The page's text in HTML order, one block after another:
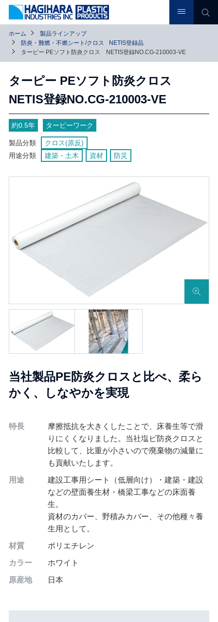
ホーム
製品ラインアップ
防炎・難燃・不燃シート/クロス
NETIS登録品
ターピー PEソフト防炎クロス NETIS登録NO.CG-210003-VE
ターピー PEソフト防炎クロス
NETIS登録NO.CG-210003-VE
約0.5年 ターピーワーク
製品分類
クロス(原反)
用途分類
建築・土木 資材 防災
当社製品PE防炎クロスと比べ、柔ら
かく、しなやかを実現
特長
摩擦抵抗を大きくしたことで、床養生等で滑
りにくくなりました。当社塩ビ防炎クロスと
比較して、比重が小さいので廃棄物の減量に
も貢献いたします。
用途
建設工事用シート（低層向け）・建築・建設
などの壁面養生材・橋梁工事などの床面養
生。
資材のカバー、野積みカバー、その他種々養
生用として。
材質 ポリエチレン
カラー ホワイト
原産地 日本